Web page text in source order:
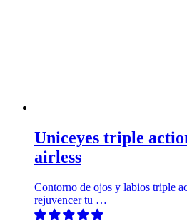
Uniceyes triple
airless
Contorno de ojos y labios triple
rejuvencer tu …